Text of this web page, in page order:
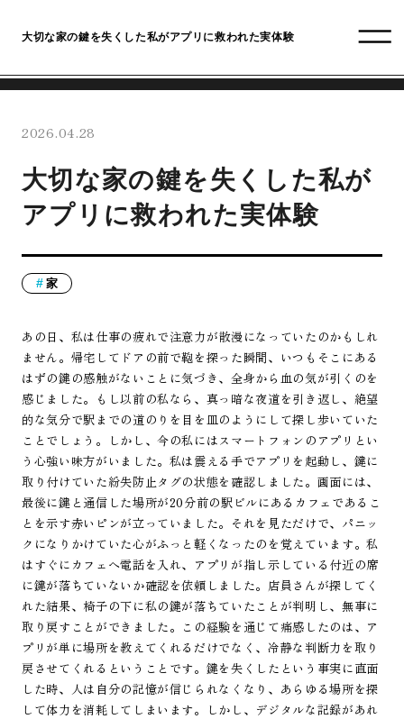
大切な家の鍵を失くした私がアプリに救われた実体験
2026.04.28
大切な家の鍵を失くした私が
アプリに救われた実体験
家
あの日、私は仕事の疲れで注意力が散漫になっていたのかもしれ
ません。帰宅してドアの前で鞄を探った瞬間、いつもそこにある
はずの鍵の感触がないことに気づき、全身から血の気が引くのを
感じました。もし以前の私なら、真っ暗な夜道を引き返し、絶望
的な気分で駅までの道のりを目を皿のようにして探し歩いていた
ことでしょう。しかし、今の私にはスマートフォンのアプリとい
う心強い味方がいました。私は震える手でアプリを起動し、鍵に
取り付けていた紛失防止タグの状態を確認しました。画面には、
最後に鍵と通信した場所が20分前の駅ビルにあるカフェであるこ
とを示す赤いピンが立っていました。それを見ただけで、パニッ
クになりかけていた心がふっと軽くなったのを覚えています。私
はすぐにカフェへ電話を入れ、アプリが指し示している付近の席
に鍵が落ちていないか確認を依頼しました。店員さんが探してく
れた結果、椅子の下に私の鍵が落ちていたことが判明し、無事に
取り戻すことができました。この経験を通じて痛感したのは、ア
プリが単に場所を教えてくれるだけでなく、冷静な判断力を取り
戻させてくれるということです。鍵を失くしたという事実に直面
した時、人は自分の記憶が信じられなくなり、あらゆる場所を探
して体力を消耗してしまいます。しかし、デジタルな記録があれ